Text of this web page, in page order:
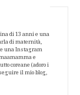
di 13 anni e una
di maternità,
una Instagram
e
coreane (adoro i
il mio blog,